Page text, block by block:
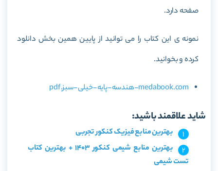
صفحه دارد.
نمونه ی این کتاب را می توانید از پایین همین بخش دانلود
کرده و بخوانید.
medabook.com-هندسه-پایه-خیلی-سبز.pdf
شاید علاقمند باشید:
بهترین منابع فیزیک کنکور تجربی
بهترین منابع شیمی کنکور 1403 + بهترین کتاب
تست شیمی